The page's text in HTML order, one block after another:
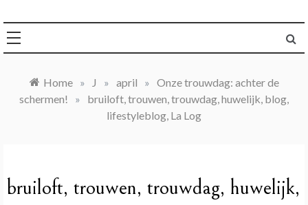
Home » J » april » Onze trouwdag: achter de
schermen!
»
bruiloft, trouwen, trouwdag, huwelijk, blog,
lifestyleblog, La Log
bruiloft, trouwen, trouwdag, huwelijk,